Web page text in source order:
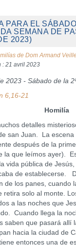
PARA EL
SEMANA DE
2023)
de Dom Armand
: 21 avril 2023
2023 - Sábado de la
6,16-21
Homilía
detalles
san Juan. La escena
después de la
la que leímos ayer).
vida pública de
de establecerse.
de los panes, cuando
retira solo al monte.
a las noches que
Cuando llega la
saben que pasará allí
hacia la ciudad de
entonces una de